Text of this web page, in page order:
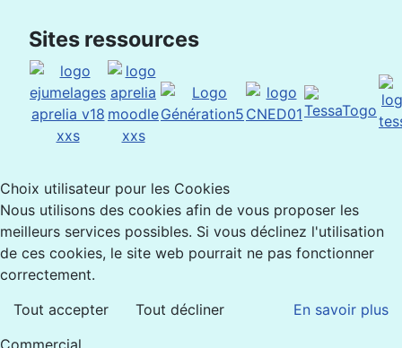
Sites ressources
Choix utilisateur pour les Cookies
Nous utilisons des cookies afin de vous proposer les
meilleurs services possibles. Si vous déclinez l'utilisation
de ces cookies, le site web pourrait ne pas fonctionner
correctement.
Tout accepter
Tout décliner
En savoir plus
Commercial